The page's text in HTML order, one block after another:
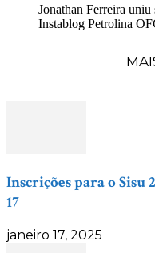
Jonathan Ferreira
Instablog Petrolina
Inscrições para o Sisu
17
janeiro 17, 2025